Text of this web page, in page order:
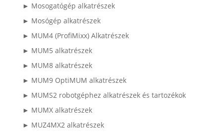
► Mosogatógép alkatrészek
► Mosógép alkatrészek
► MUM4 (ProfiMixx) Alkatrészek
► MUM5 alkatrészek
► MUM8 alkatrészek
► MUM9 OptiMUM alkatrészek
► MUMS2 robotgéphez alkatrészek és tartozékok
► MUMX alkatrészek
► MUZ4MX2 alkatrészek